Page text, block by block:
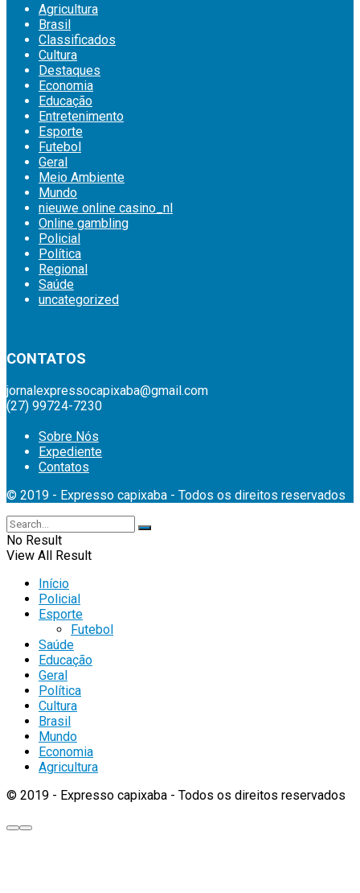
Agricultura
Brasil
Classificados
Cultura
Destaques
Economia
Educação
Entretenimento
Esporte
Futebol
Geral
Meio Ambiente
Mundo
nieuwe online casino_nl
Online gambling
Policial
Política
Regional
Saúde
uncategorized
CONTATOS
jornalexpressocapixaba@gmail.com
(27) 99724-7230
Sobre Nós
Expediente
Contatos
© 2019 - Expresso capixaba - Todos os direitos reservados
No Result
View All Result
Início
Policial
Esporte
Futebol
Saúde
Educação
Geral
Política
Cultura
Brasil
Mundo
Economia
Agricultura
© 2019 - Expresso capixaba - Todos os direitos reservados